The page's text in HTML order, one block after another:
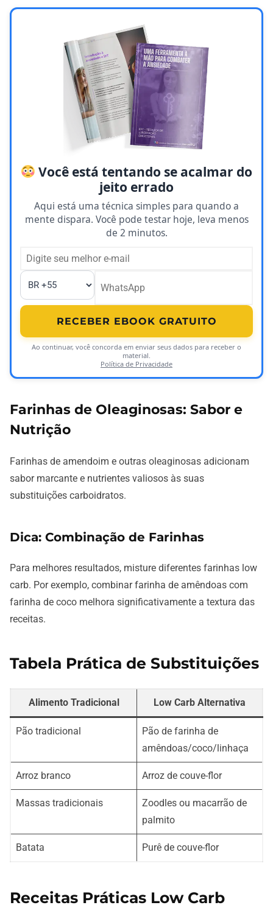
Você está tentando se acalmar do
jeito errado
Aqui está uma técnica simples para quando a
mente dispara. Você pode testar hoje, leva menos
de 2 minutos.
RECEBER EBOOK GRATUITO
Ao continuar, você concorda em enviar seus dados para receber o
material.
Política de Privacidade
Farinhas de Oleaginosas: Sabor e
Nutrição
Farinhas de amendoim e outras oleaginosas adicionam
sabor marcante e nutrientes valiosos às suas
substituições carboidratos.
Dica: Combinação de Farinhas
Para melhores resultados, misture diferentes farinhas low
carb. Por exemplo, combinar farinha de amêndoas com
farinha de coco melhora significativamente a textura das
receitas.
Tabela Prática de Substituições
Alimento Tradicional Low Carb Alternativa
Pão tradicional
Pão de farinha de
amêndoas/coco/linhaça
Arroz branco Arroz de couve-flor
Massas tradicionais
Zoodles ou macarrão de
palmito
Batata Purê de couve-flor
Receitas Práticas Low Carb